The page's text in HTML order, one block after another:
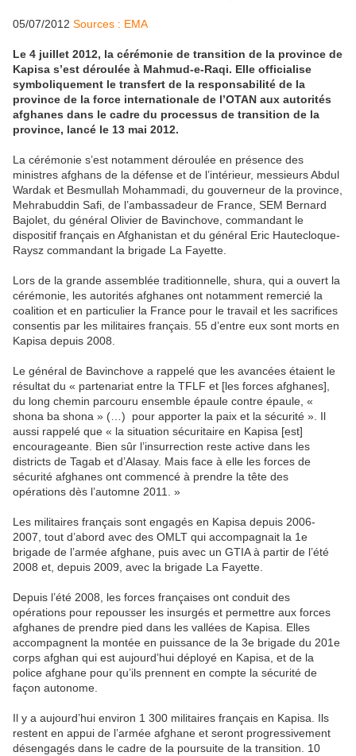
05/07/2012 Sources : EMA
Le 4 juillet 2012, la cérémonie de transition de la province de
Kapisa s’est déroulée à Mahmud-e-Raqi. Elle officialise
symboliquement le transfert de la responsabilité de la
province de la force internationale de l’OTAN aux autorités
afghanes dans le cadre du processus de transition de la
province, lancé le 13 mai 2012.
La cérémonie s’est notamment déroulée en présence des
ministres afghans de la défense et de l’intérieur, messieurs Abdul
Wardak et Besmullah Mohammadi, du gouverneur de la province,
Mehrabuddin Safi, de l’ambassadeur de France, SEM Bernard
Bajolet, du général Olivier de Bavinchove, commandant le
dispositif français en Afghanistan et du général Eric Hautecloque-
Raysz commandant la brigade La Fayette.
Lors de la grande assemblée traditionnelle, shura, qui a ouvert la
cérémonie, les autorités afghanes ont notamment remercié la
coalition et en particulier la France pour le travail et les sacrifices
consentis par les militaires français. 55 d’entre eux sont morts en
Kapisa depuis 2008.
Le général de Bavinchove a rappelé que les avancées étaient le
résultat du « partenariat entre la TFLF et [les forces afghanes],
du long chemin parcouru ensemble épaule contre épaule, «
shona ba shona » (…) pour apporter la paix et la sécurité ». Il
aussi rappelé que « la situation sécuritaire en Kapisa [est]
encourageante. Bien sûr l’insurrection reste active dans les
districts de Tagab et d’Alasay. Mais face à elle les forces de
sécurité afghanes ont commencé à prendre la tête des
opérations dès l’automne 2011. »
Les militaires français sont engagés en Kapisa depuis 2006-
2007, tout d’abord avec des OMLT qui accompagnait la 1e
brigade de l’armée afghane, puis avec un GTIA à partir de l’été
2008 et, depuis 2009, avec la brigade La Fayette.
Depuis l’été 2008, les forces françaises ont conduit des
opérations pour repousser les insurgés et permettre aux forces
afghanes de prendre pied dans les vallées de Kapisa. Elles
accompagnent la montée en puissance de la 3e brigade du 201e
corps afghan qui est aujourd’hui déployé en Kapisa, et de la
police afghane pour qu’ils prennent en compte la sécurité de
façon autonome.
Il y a aujourd’hui environ 1 300 militaires français en Kapisa. Ils
restent en appui de l’armée afghane et seront progressivement
désengagés dans le cadre de la poursuite de la transition. 10